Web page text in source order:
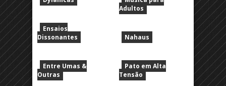
Ensaios
Dissonantes
Entre Umas &
Outras
Adultos
Nahaus
Pato em Alta
Tensão